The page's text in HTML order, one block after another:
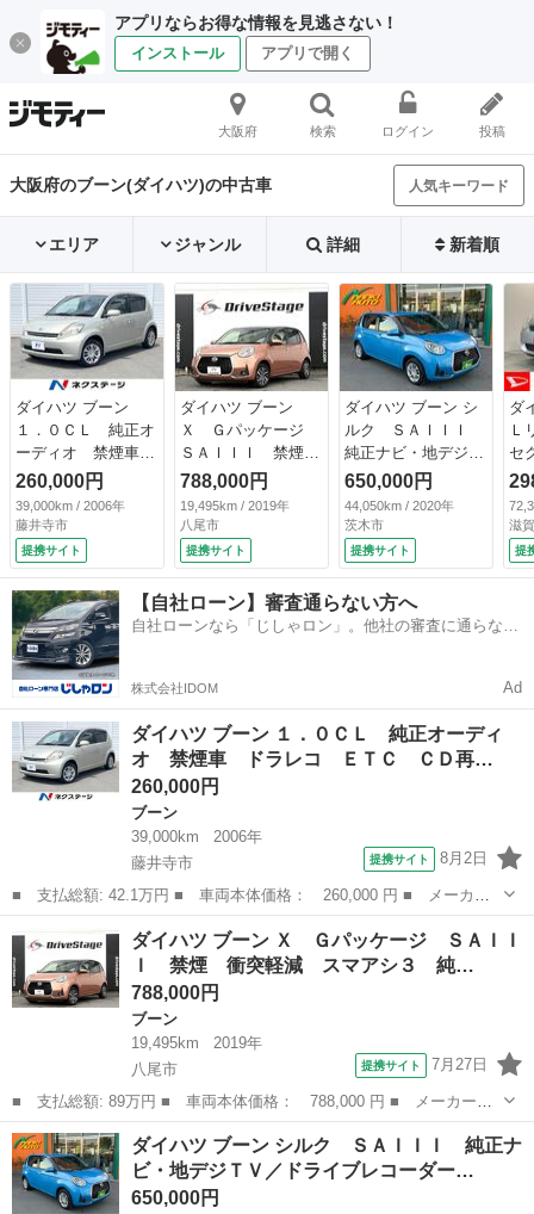
アプリならお得な情報を見逃さない！
インストール アプリで開く
大阪府 検索 ログイン 投稿
大阪府のブーン(ダイハツ)の中古車 人気キーワード
エリア ジャンル 詳細 新着順
ダイハツ ブーン
１．０ＣＬ 純正オ
ーディオ 禁煙車
ドラレコ ＥＴＣ
ＣＤ再生 キーレ
ス 電動格納ミラ
ー プライバシーガ
ラス （車検整備
付）
260,000円
39,000km / 2006年
藤井寺市
提携サイト
ダイハツ ブーン
Ｘ Ｇパッケージ
ＳＡＩＩＩ 禁煙
衝突軽減 スマアシ
３ 純正ナビ バッ
クカメラ ＥＴＣ
スマートキー フル
セグ 走行中視聴可
能 Ｂｌｕｅｔｏｏ
ｔｈ ＤＶＤ ＵＳ
Ｂ ドラレコ ＬＥ
後クリアランスソナ
（車検整備付）
788,000円
19,495km / 2019年
八尾市
提携サイト
ダイハツ ブーン シ
ルク ＳＡＩＩＩ
純正ナビ・地デジＴ
Ｖ／ドライブレコー
ダー／バックカメラ
／スマートアシスト
（検9.2）
650,000円
44,050km / 2020年
茨木市
提携サイト
ダ
Ｌ
セ
メ
フ
ク
ｔ
再
ミ
交
滋
提
【自社ローン】審査通らない方へ
自社ローンなら「じしゃロン」。他社の審査に通らなか
株式会社IDOM Ad
ダイハツ ブーン １．０ＣＬ 純正オーディ
オ 禁煙車 ドラレコ ＥＴＣ ＣＤ再…
260,000円
ブーン
39,000km
2006年
藤井寺市
提携サイト 8月2日
■ 支払総額: 42.1万円 ■ 車両本体価格： 260,000 円 ■ メーカー
名： ダイハツ ■ 車種名： ブーン ■ グレード名： １．０Ｃ
Ｌ 純正オーディオ 禁煙車 ドラレコ ＥＴＣ ＣＤ再生 キーレ
ス 電動格納ミ...
藤井寺市
ダイハツ ブーン Ｘ Ｇパッケージ ＳＡＩＩ
Ｉ 禁煙 衝突軽減 スマアシ３ 純…
788,000円
ブーン
19,495km
2019年
八尾市
提携サイト 7月27日
■ 支払総額: 89万円 ■ 車両本体価格： 788,000 円 ■ メーカー
名： ダイハツ ■ 車種名： ブーン ■ グレード名： Ｘ Ｇパッ
ケージ ＳＡＩＩＩ 禁煙 衝突軽減 スマアシ３ 純正ナビ バッ
クカメラ ＥＴＣ...
大阪 八尾市 ブーン
ダイハツ ブーン シルク ＳＡＩＩＩ 純正ナ
ビ・地デジＴＶ／ドライブレコーダー…
650,000円